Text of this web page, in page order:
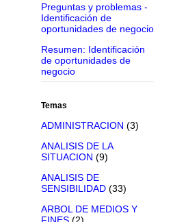
Preguntas y problemas -
Identificación de
oportunidades de negocio
Resumen: Identificación
de oportunidades de
negocio
Temas
ADMINISTRACION (3)
ANALISIS DE LA
SITUACION (9)
ANALISIS DE
SENSIBILIDAD (33)
ARBOL DE MEDIOS Y
FINES (2)